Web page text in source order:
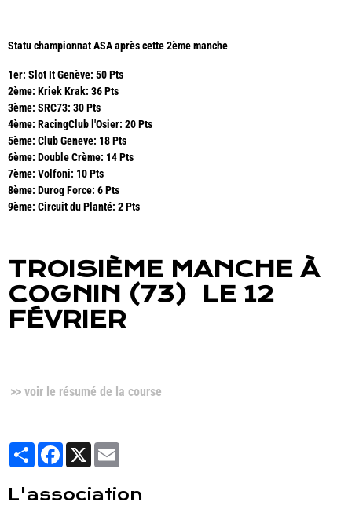
Statu championnat ASA après cette 2ème manche
1er: Slot It Genève: 50 Pts
2ème: Kriek Krak: 36 Pts
3ème: SRC73: 30 Pts
4ème: RacingClub l'Osier: 20 Pts
5ème: Club Geneve: 18 Pts
6ème: Double Crème: 14 Pts
7ème: Volfoni: 10 Pts
8ème: Durog Force: 6 Pts
9ème: Circuit du Planté: 2 Pts
TROISIÈME MANCHE À
COGNIN (73) LE 12
FÉVRIER
>> voir le résumé de la course
PartagerFacebook
X
L'association